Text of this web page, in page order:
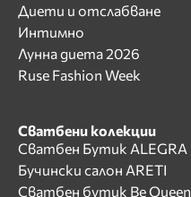
Диети и отслабване
Интимно
Лунна диета 2026
Ruse Fashion Week
Сватбени колекции
Сватбен Бутик ALEGRA
Бучински салон ARETI
Сватбен бутик Be Queen